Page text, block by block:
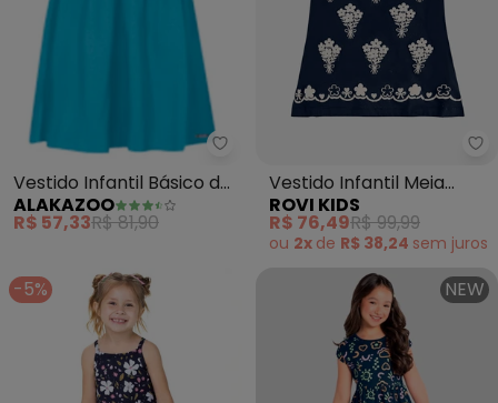
Alakazoo - Vestido Infantil
Vestido Infantil Básico de
Mangas Curtas (Azul)
ALAKAZOO
R$ 57,33R$ 81,90
Vestido Infantil Meia
Malha com Estampa
(Azul)
ROVI KIDS
R$ 76,49R$ 99,99
ou 2x de R$ 38,24 sem juros
-5% NEW